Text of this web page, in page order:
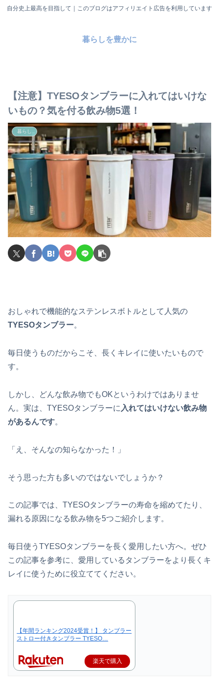
自分史上最高を目指して｜このブログはアフィリエイト広告を利用しています
暮らしを豊かに
【注意】TYESOタンブラーに入れてはいけな
いもの？気を付る飲み物5選！
暮らし
おしゃれで機能的なステンレスボトルとして人気の
TYESOタンブラー。
毎日使うものだからこそ、長くキレイに使いたいもので
す。
しかし、どんな飲み物でもOKというわけではありませ
ん。実は、TYESOタンブラーに 入れてはいけない飲み物
があるんです。
「え、そんなの知らなかった！」
そう思った方も多いのではないでしょうか？
この記事では、TYESOタンブラーの寿命を縮めてたり、
漏れる原因になる飲み物を5つご紹介します。
毎日使うTYESOタンブラーを長く愛用したい方へ。ぜひ
この記事を参考に、愛用しているタンブラーをより長くキ
レイに使うために役立ててください。
【年間ランキング2024受賞！】 タンブラー
ストロー付きタンブラー TYESO…
楽天で購入